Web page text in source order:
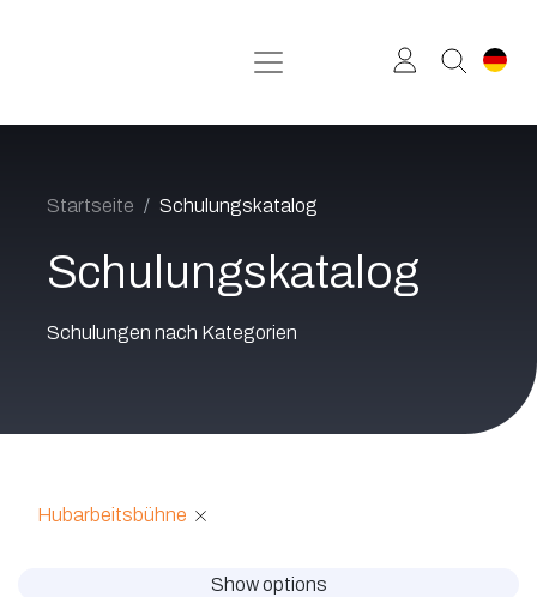
Startseite Schulungskatalog
Schulungskatalog
Schulungen nach Kategorien
Hubarbeitsbühne
Show options